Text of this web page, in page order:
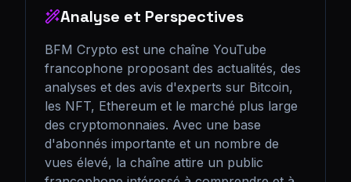
Analyse et Perspectives
BFM Crypto est une chaîne YouTube
francophone proposant des actualités, des
analyses et des avis d'experts sur Bitcoin,
les NFT, Ethereum et le marché plus large
des cryptomonnaies. Avec une base
d'abonnés importante et un nombre de
vues élevé, la chaîne attire un public